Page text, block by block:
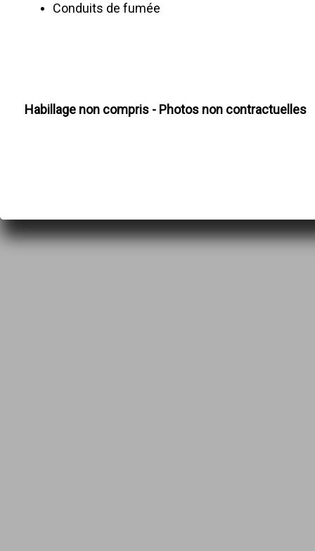
Conduits de fumée
Habillage non compris - Photos non contractuelles